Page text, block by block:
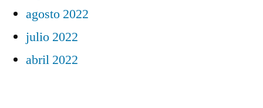
agosto 2022
julio 2022
abril 2022